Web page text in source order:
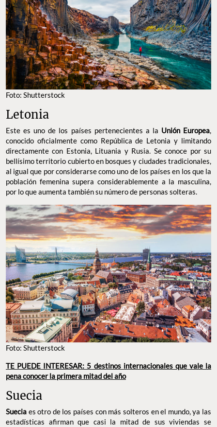
Foto: Shutterstock
Letonia
Este es uno de los países pertenecientes a la Unión Europea,
conocido oficialmente como República de Letonia y limitando
directamente con Estonia, Lituania y Rusia. Se conoce por su
bellísimo territorio cubierto en bosques y ciudades tradicionales,
al igual que por considerarse como uno de los países en los que la
población femenina supera considerablemente a la masculina,
por lo que aumenta también su número de personas solteras.
Foto: Shutterstock
TE PUEDE INTERESAR: 5 destinos internacionales que vale la
pena conocer la primera mitad del año
Suecia
Suecia es otro de los países con más solteros en el mundo, ya las
estadísticas afirman que casi la mitad de sus viviendas se